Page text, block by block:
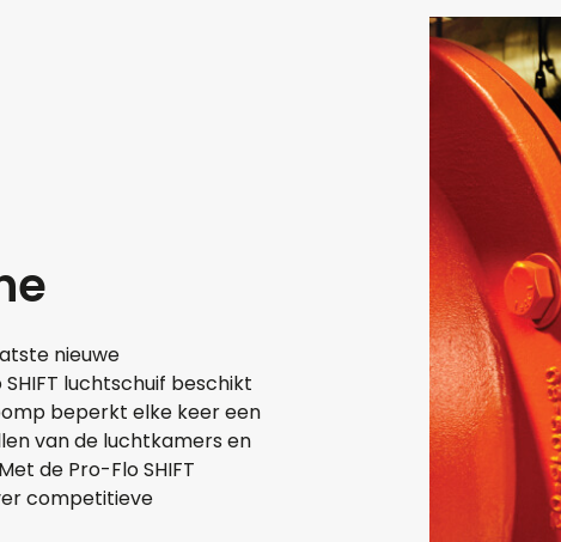
nieuwe
luchtschuif beschikt
beperkt elke keer een
van de luchtkamers en
de Pro-Flo SHIFT
competitieve